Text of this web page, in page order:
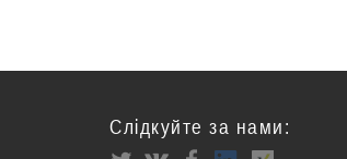
Слідкуйте за нами: